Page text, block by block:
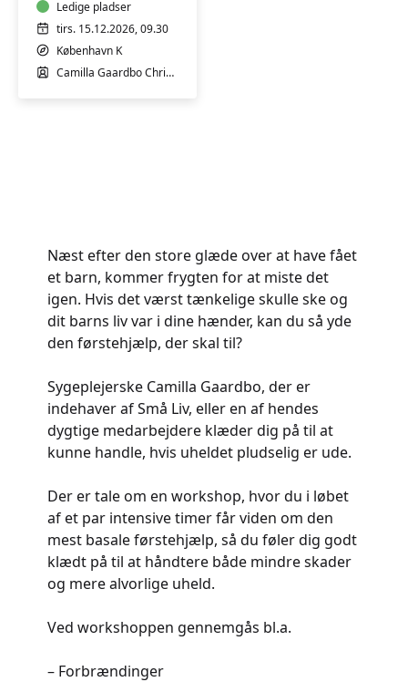
børnLedige pladser
tirs. 15.12.2026, 09.30
København K
Camilla Gaardbo Christensen
Næst efter den store glæde over at have fået
et barn, kommer frygten for at miste det
igen. Hvis det værst tænkelige skulle ske og
dit barns liv var i dine hænder, kan du så yde
den førstehjælp, der skal til?
Sygeplejerske Camilla Gaardbo, der er
indehaver af Små Liv, eller en af hendes
dygtige medarbejdere klæder dig på til at
kunne handle, hvis uheldet pludselig er ude.
Der er tale om en workshop, hvor du i løbet
af et par intensive timer får viden om den
mest basale førstehjælp, så du føler dig godt
klædt på til at håndtere både mindre skader
og mere alvorlige uheld.
Ved workshoppen gennemgås bl.a.
– Forbrændinger